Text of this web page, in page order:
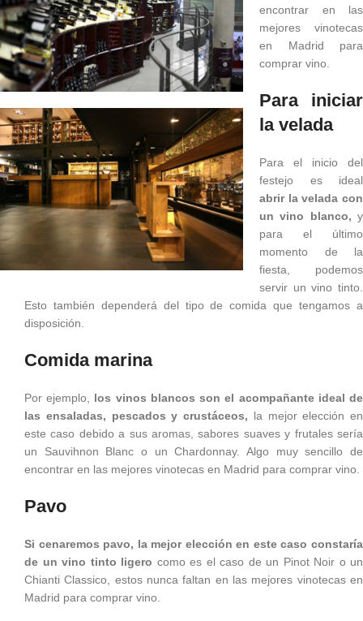
encontrar en las
mejores vinotecas
en Madrid para
comprar vino.
Para iniciar
la velada
Para el inicio del
festejo es ideal
abrir la velada con
un vino blanco, y
para el último
momento de la
fiesta, podemos
servir un vino tinto.
Esto también dependerá del tipo de comida que tengamos a
disposición.
Comida marina
Por ejemplo, los vinos blancos son el acompañante ideal de
las ensaladas, pescados y crustáceos, la mejor elección en
este caso debido a sus aromas, sabores suaves y frutales sería
un Sauvihnon Blanc o un Chardonnay. Algo muy sencillo de
encontrar en las mejores vinotecas en Madrid para comprar vino.
Pavo
Si cenaremos pavo, la mejor elección en este caso constaría
de un vino tinto ligero como es el caso de un Pinot Noir o un
Chianti Classico, estos nunca faltan en las mejores vinotecas en
Madrid para comprar vino.